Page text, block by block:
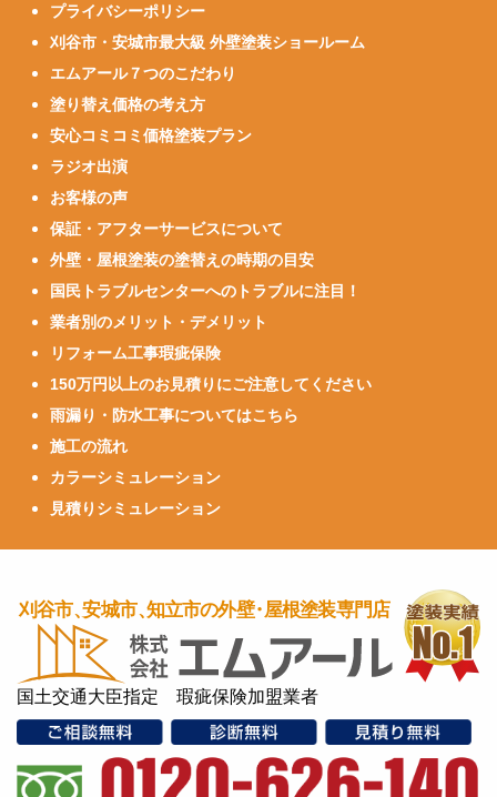
プライバシーポリシー
刈谷市・安城市最大級 外壁塗装ショールーム
エムアール７つのこだわり
塗り替え価格の考え方
安心コミコミ価格塗装プラン
ラジオ出演
お客様の声
保証・アフターサービスについて
外壁・屋根塗装の塗替えの時期の目安
国民トラブルセンターへのトラブルに注目！
業者別のメリット・デメリット
リフォーム工事瑕疵保険
150万円以上のお見積りにご注意してください
雨漏り・防水工事についてはこちら
施工の流れ
カラーシミュレーション
見積りシミュレーション
国土交通大臣指定 瑕疵保険加盟業者